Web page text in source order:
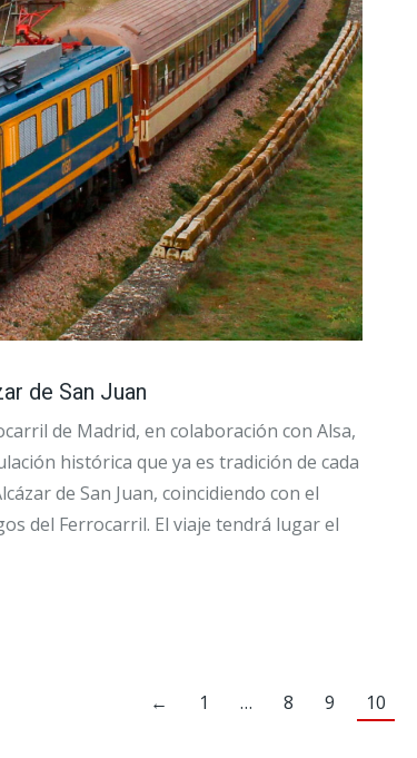
de San Juan
de Madrid, en colaboración con Alsa,
histórica que ya es tradición de cada
de San Juan, coincidiendo con el
del Ferrocarril. El viaje tendrá lugar el
← 1 … 8 9 10